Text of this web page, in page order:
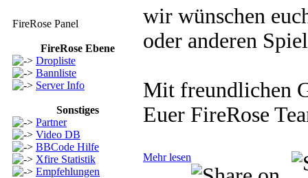
FireRose Panel
FireRose Ebene
Dropliste
Bannliste
Server Info
Sonstiges
Partner
Video DB
BBCode Hilfe
Xfire Statistik
Empfehlungen
wir wünschen
oder anderen
Mit freundlichen
Euer FireRose
Mehr lesen